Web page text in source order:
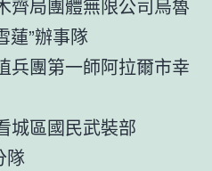
齊局團體無限公司烏魯
蓮”辦事隊
兵團第一師阿拉爾市幸
城區國民武裝部
隊